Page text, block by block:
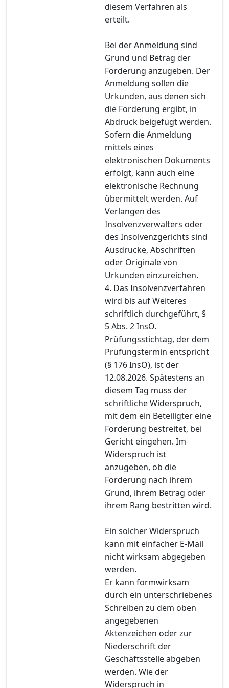
diesem Verfahren als
erteilt.
Bei der Anmeldung sind
Grund und Betrag der
Forderung anzugeben. Der
Anmeldung sollen die
Urkunden, aus denen sich
die Forderung ergibt, in
Abdruck beigefügt werden.
Sofern die Anmeldung
mittels eines
elektronischen Dokuments
erfolgt, kann auch eine
elektronische Rechnung
übermittelt werden. Auf
Verlangen des
Insolvenzverwalters oder
des Insolvenzgerichts sind
Ausdrucke, Abschriften
oder Originale von
Urkunden einzureichen.
4. Das Insolvenzverfahren
wird bis auf Weiteres
schriftlich durchgeführt, §
5 Abs. 2 InsO.
Prüfungsstichtag, der dem
Prüfungstermin entspricht
(§ 176 InsO), ist der
12.08.2026. Spätestens an
diesem Tag muss der
schriftliche Widerspruch,
mit dem ein Beteiligter eine
Forderung bestreitet, bei
Gericht eingehen. Im
Widerspruch ist
anzugeben, ob die
Forderung nach ihrem
Grund, ihrem Betrag oder
ihrem Rang bestritten wird.
Ein solcher Widerspruch
kann mit einfacher E-Mail
nicht wirksam abgegeben
werden.
Er kann formwirksam
durch ein unterschriebenes
Schreiben zu dem oben
angegebenen
Aktenzeichen oder zur
Niederschrift der
Geschäftsstelle abgeben
werden. Wie der
Widerspruch in